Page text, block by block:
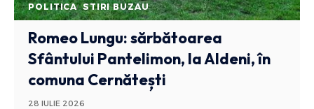
POLITICA STIRI BUZAU
Romeo Lungu: sărbătoarea
Sfântului Pantelimon, la Aldeni, în
comuna Cernătești
28 IULIE 2026